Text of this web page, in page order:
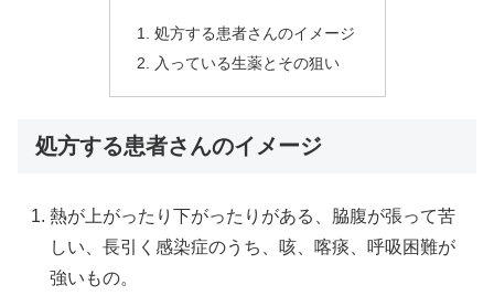
処方する患者さんのイメージ
入っている生薬とその狙い
処方する患者さんのイメージ
熱が上がったり下がったりがある、脇腹が張って苦
しい、長引く感染症のうち、咳、喀痰、呼吸困難が
強いもの。